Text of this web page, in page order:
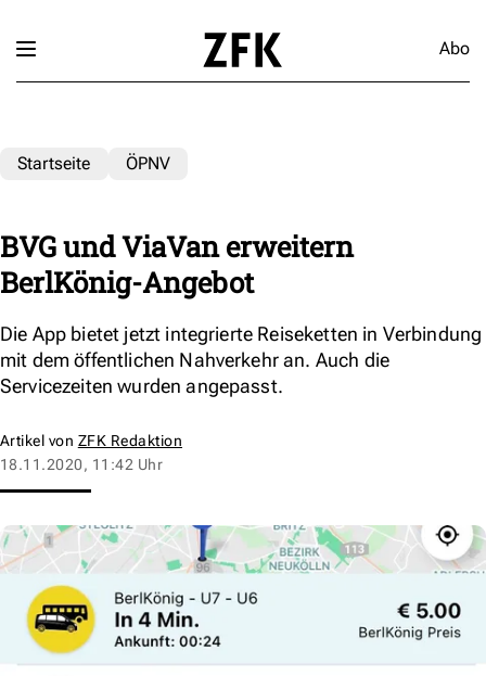
Abo
Startseite ÖPNV
BVG und ViaVan erweitern
BerlKönig-Angebot
Die App bietet jetzt integrierte Reiseketten in Verbindung
mit dem öffentlichen Nahverkehr an. Auch die
Servicezeiten wurden angepasst.
Artikel von ZFK Redaktion
18.11.2020, 11:42 Uhr